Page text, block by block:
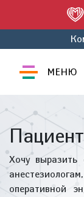
МЕНЮ
Хочу выразить
оперативной